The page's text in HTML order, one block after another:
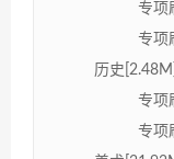
专项
专项
历史[2.48M]
专项
专项